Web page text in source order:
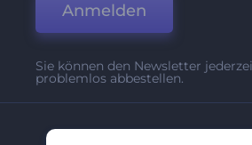
Anmelden
Sie können den Newsletter
problemlos abbestellen.